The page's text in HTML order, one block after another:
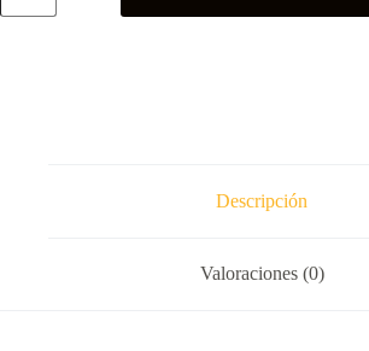
Descripción
Valoraciones (0)